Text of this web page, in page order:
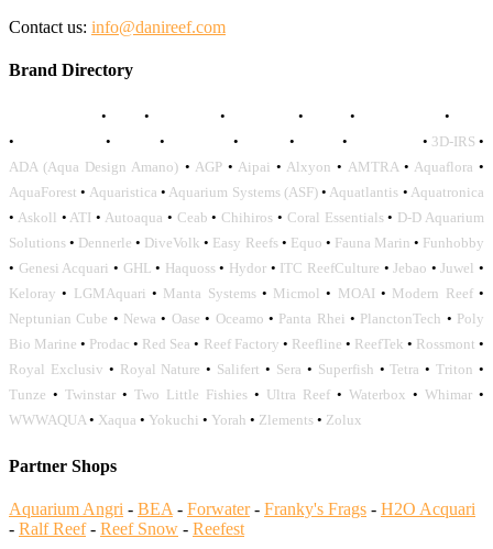
Contact us: info@danireef.com
Brand Directory
• • • • • •
•
• • • • • • 3D-IRS •
ADA (Aqua Design Amano) • AGP• Aipai • Alxyon • AMTRA• Aquaflora •
AquaForest • Aquaristica • Aquarium Systems (ASF)• Aquatlantis • Aquatronica
• Askoll • ATI • Autoaqua • Ceab • Chihiros • Coral Essentials• D-D Aquarium
Solutions • Dennerle • DiveVolk • Easy Reefs• Equo • Fauna Marin • Funhobby
• Genesi Acquari • GHL • Haquoss• Hydor • ITC ReefCulture •Jebao •Juwel •
Keloray • LGMAquari • Manta Systems• Micmol • MOAI • Modern Reef•
Neptunian Cube • Newa • Oase • Oceamo • Panta Rhei • PlanctonTech • Poly
Bio Marine • Prodac • Red Sea • Reef Factory • Reefline • ReefTek • Rossmont •
Royal Exclusiv • Royal Nature • Salifert • Sera • Superfish •Tetra •Triton •
Tunze • Twinstar • Two Little Fishies • Ultra Reef • Waterbox • Whimar •
WWWAQUA• Xaqua • Yokuchi • Yorah • Zlements • Zolux
Partner Shops
Aquarium Angri - BEA - Forwater- Franky's Frags - H2O Acquari
- Ralf Reef- Reef Snow - Reefest